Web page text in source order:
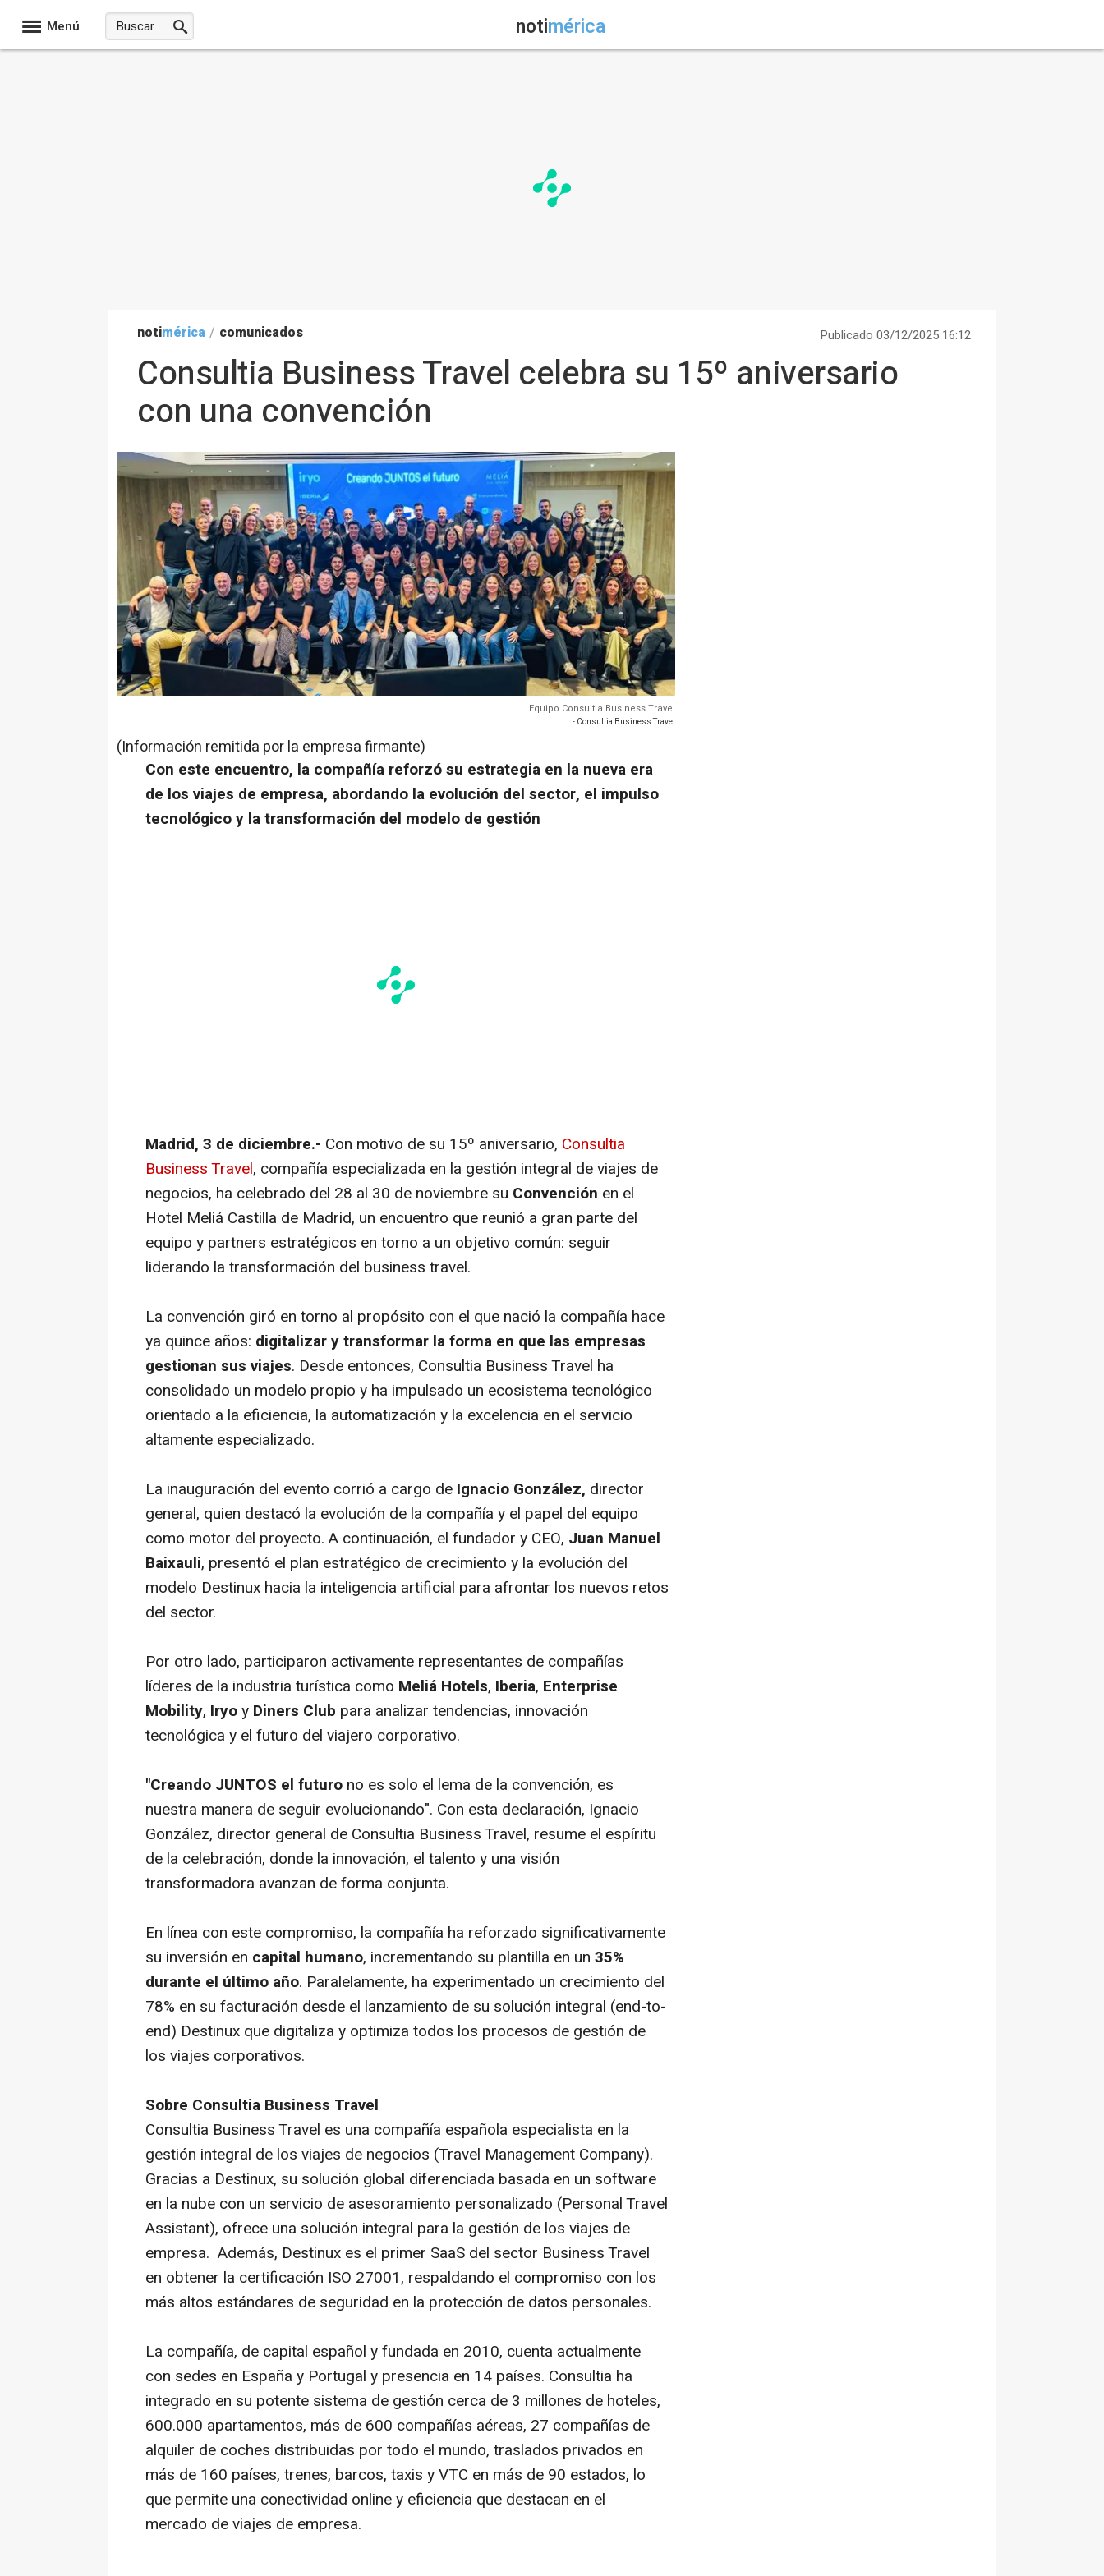
Menú notimérica
notimérica / comunicados Publicado 03/12/2025 16:12
Consultia Business Travel celebra su 15º aniversario
con una convención
Equipo Consultia Business Travel
- Consultia Business Travel
(Información remitida por la empresa firmante)
Con este encuentro, la compañía reforzó su estrategia en la nueva era
de los viajes de empresa, abordando la evolución del sector, el impulso
tecnológico y la transformación del modelo de gestión
Madrid, 3 de diciembre.- Con motivo de su 15º aniversario, Consultia
Business Travel, compañía especializada en la gestión integral de viajes de
negocios, ha celebrado del 28 al 30 de noviembre su Convención en el
Hotel Meliá Castilla de Madrid, un encuentro que reunió a gran parte del
equipo y partners estratégicos en torno a un objetivo común: seguir
liderando la transformación del business travel.
La convención giró en torno al propósito con el que nació la compañía hace
ya quince años: digitalizar y transformar la forma en que las empresas
gestionan sus viajes. Desde entonces, Consultia Business Travel ha
consolidado un modelo propio y ha impulsado un ecosistema tecnológico
orientado a la eficiencia, la automatización y la excelencia en el servicio
altamente especializado.
La inauguración del evento corrió a cargo de Ignacio González, director
general, quien destacó la evolución de la compañía y el papel del equipo
como motor del proyecto. A continuación, el fundador y CEO, Juan Manuel
Baixauli, presentó el plan estratégico de crecimiento y la evolución del
modelo Destinux hacia la inteligencia artificial para afrontar los nuevos retos
del sector.
Por otro lado, participaron activamente representantes de compañías
líderes de la industria turística como Meliá Hotels, Iberia, Enterprise
Mobility, Iryoy Diners Club para analizar tendencias, innovación
tecnológica y el futuro del viajero corporativo.
"Creando JUNTOS el futuro no es solo el lema de la convención, es
nuestra manera de seguir evolucionando". Con esta declaración, Ignacio
González, director general de Consultia Business Travel, resume el espíritu
de la celebración, donde la innovación, el talento y una visión
transformadora avanzan de forma conjunta.
En línea con este compromiso, la compañía ha reforzado significativamente
su inversión en capital humano, incrementando su plantilla en un 35%
durante el último año. Paralelamente, ha experimentado un crecimiento del
78% en su facturación desde el lanzamiento de su solución integral (end-to-
end) Destinux que digitaliza y optimiza todos los procesos de gestión de
los viajes corporativos.
Sobre Consultia Business Travel
Consultia Business Travel es una compañía española especialista en la
gestión integral de los viajes de negocios (Travel Management Company).
Gracias a Destinux, su solución global diferenciada basada en un software
en la nube con un servicio de asesoramiento personalizado (Personal Travel
Assistant), ofrece una solución integral para la gestión de los viajes de
empresa. Además, Destinux es el primer SaaS del sector Business Travel
en obtener la certificación ISO 27001, respaldando el compromiso con los
más altos estándares de seguridad en la protección de datos personales.
La compañía, de capital español y fundada en 2010, cuenta actualmente
con sedes en España y Portugal y presencia en 14 países. Consultia ha
integrado en su potente sistema de gestión cerca de 3 millones de hoteles,
600.000 apartamentos, más de 600 compañías aéreas, 27 compañías de
alquiler de coches distribuidas por todo el mundo, traslados privados en
más de 160 países, trenes, barcos, taxis y VTC en más de 90 estados, lo
que permite una conectividad online y eficiencia que destacan en el
mercado de viajes de empresa.